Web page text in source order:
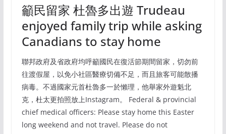
籲民留家 杜魯多出遊 Trudeau
enjoyed family trip while asking
Canadians to stay home
聯邦政府及省政府均呼籲國民在復活節期間留家，切勿前
往渡假屋，以免小社區醫療切備不足，而且旅客可能散播
病毒。不過國家元首杜魯多一於懶理，他舉家外遊魁北
克，杜太更拍照放上Instagram。 Federal & provincial
chief medical officers: Please stay home this Easter
long weekend and not travel. Please do not